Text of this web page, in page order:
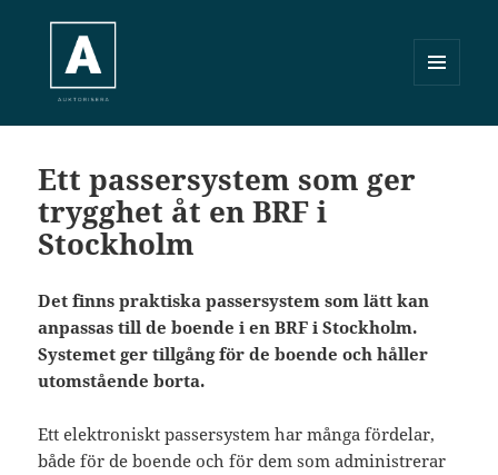
WIDGETS
Ett passersystem som ger
trygghet åt en BRF i
Stockholm
Det finns praktiska passersystem som lätt kan
anpassas till de boende i en BRF i Stockholm.
Systemet ger tillgång för de boende och håller
utomstående borta.
Ett elektroniskt passersystem har många fördelar,
både för de boende och för dem som administrerar